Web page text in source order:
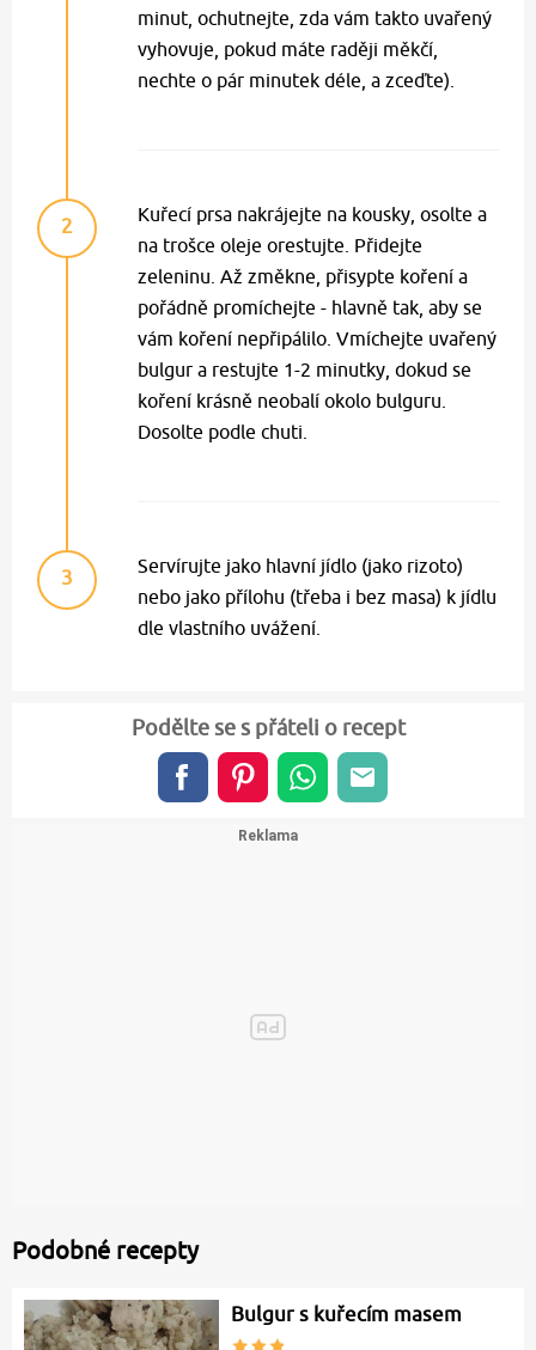
minut, ochutnejte, zda vám takto uvařený
vyhovuje, pokud máte raději měkčí,
nechte o pár minutek déle, a zceďte).
2
Kuřecí prsa nakrájejte na kousky, osolte a
na trošce oleje orestujte. Přidejte
zeleninu. Až změkne, přisypte koření a
pořádně promíchejte - hlavně tak, aby se
vám koření nepřipálilo. Vmíchejte uvařený
bulgur a restujte 1-2 minutky, dokud se
koření krásně neobalí okolo bulguru.
Dosolte podle chuti.
3
Servírujte jako hlavní jídlo (jako rizoto)
nebo jako přílohu (třeba i bez masa) k jídlu
dle vlastního uvážení.
Podělte se s přáteli o recept
Podobné recepty
Bulgur s kuřecím masem